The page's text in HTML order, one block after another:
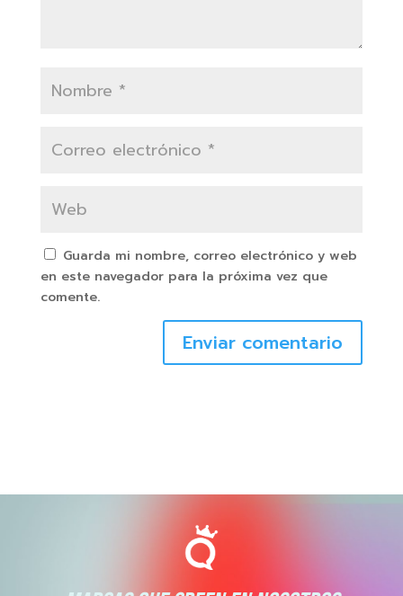
Guarda mi nombre, correo electrónico y web
en este navegador para la próxima vez que
comente.
Enviar comentario